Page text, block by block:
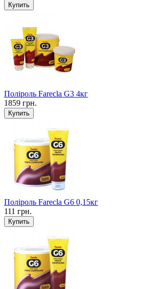
Поліроль Farecla G3 4кг
1859 грн.
Поліроль Farecla G6 0,15кг
111 грн.